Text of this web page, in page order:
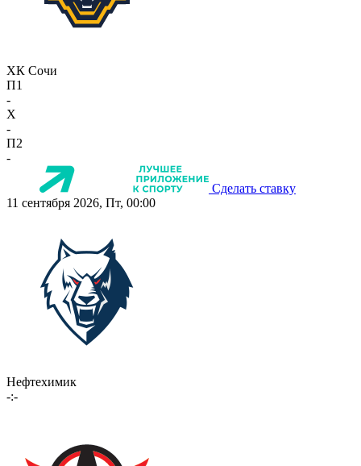
ХК Сочи
П1
-
X
-
П2
-
Сделать ставку
11 сентября 2026, Пт, 00:00
Нефтехимик
-:-